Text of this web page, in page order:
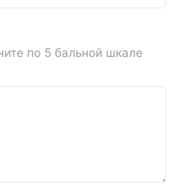
по 5 бальной шкале